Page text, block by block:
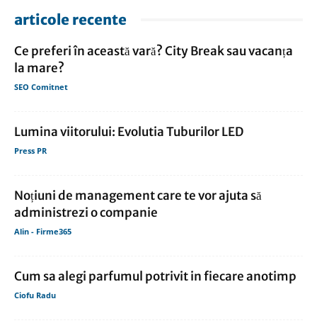
articole recente
Ce preferi în această vară? City Break sau vacanța
la mare?
SEO Comitnet
Lumina viitorului: Evolutia Tuburilor LED
Press PR
Noțiuni de management care te vor ajuta să
administrezi o companie
Alin - Firme365
Cum sa alegi parfumul potrivit in fiecare anotimp
Ciofu Radu